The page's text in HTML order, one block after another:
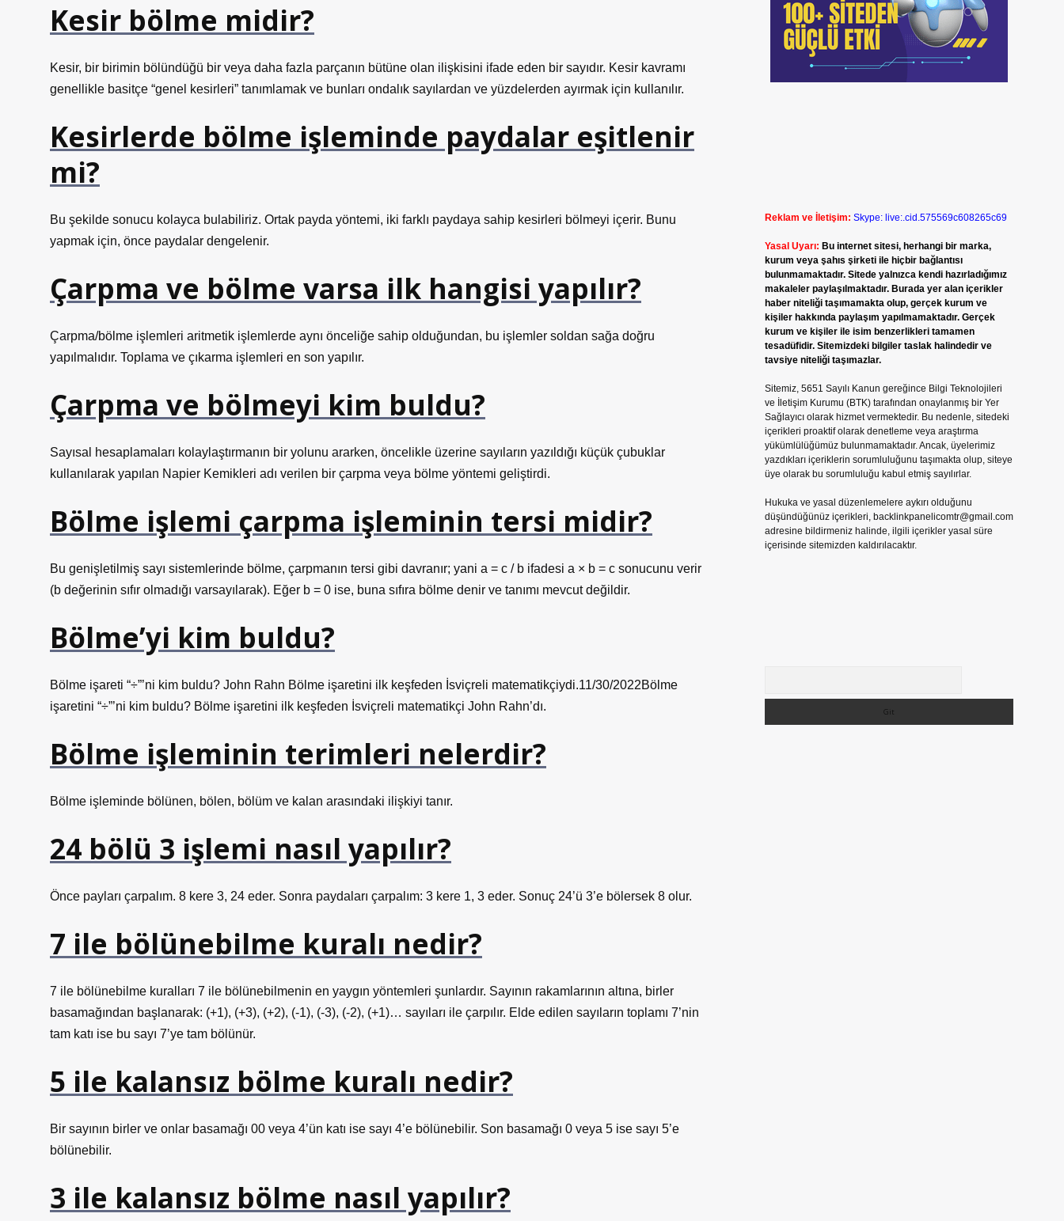
Kesir bölme midir?
Kesir, bir birimin bölündüğü bir veya daha fazla parçanın bütüne olan ilişkisini ifade eden bir sayıdır. Kesir kavramı
genellikle basitçe “genel kesirleri” tanımlamak ve bunları ondalık sayılardan ve yüzdelerden ayırmak için kullanılır.
Kesirlerde bölme işleminde paydalar eşitlenir
mi?
Bu şekilde sonucu kolayca bulabiliriz. Ortak payda yöntemi, iki farklı paydaya sahip kesirleri bölmeyi içerir. Bunu
yapmak için, önce paydalar dengelenir.
Çarpma ve bölme varsa ilk hangisi yapılır?
Çarpma/bölme işlemleri aritmetik işlemlerde aynı önceliğe sahip olduğundan, bu işlemler soldan sağa doğru
yapılmalıdır. Toplama ve çıkarma işlemleri en son yapılır.
Çarpma ve bölmeyi kim buldu?
Sayısal hesaplamaları kolaylaştırmanın bir yolunu ararken, öncelikle üzerine sayıların yazıldığı küçük çubuklar
kullanılarak yapılan Napier Kemikleri adı verilen bir çarpma veya bölme yöntemi geliştirdi.
Bölme işlemi çarpma işleminin tersi midir?
Bu genişletilmiş sayı sistemlerinde bölme, çarpmanın tersi gibi davranır; yani a = c / b ifadesi a × b = c sonucunu verir
(b değerinin sıfır olmadığı varsayılarak). Eğer b = 0 ise, buna sıfıra bölme denir ve tanımı mevcut değildir.
Bölme’yi kim buldu?
Bölme işareti “÷”’ni kim buldu? John Rahn Bölme işaretini ilk keşfeden İsviçreli matematikçiydi.11/30/2022Bölme
işaretini “÷”’ni kim buldu? Bölme işaretini ilk keşfeden İsviçreli matematikçi John Rahn’dı.
Bölme işleminin terimleri nelerdir?
Bölme işleminde bölünen, bölen, bölüm ve kalan arasındaki ilişkiyi tanır.
24 bölü 3 işlemi nasıl yapılır?
Önce payları çarpalım. 8 kere 3, 24 eder. Sonra paydaları çarpalım: 3 kere 1, 3 eder. Sonuç 24’ü 3’e bölersek 8 olur.
7 ile bölünebilme kuralı nedir?
7 ile bölünebilme kuralları 7 ile bölünebilmenin en yaygın yöntemleri şunlardır. Sayının rakamlarının altına, birler
basamağından başlanarak: (+1), (+3), (+2), (-1), (-3), (-2), (+1)… sayıları ile çarpılır. Elde edilen sayıların toplamı 7’nin
tam katı ise bu sayı 7’ye tam bölünür.
5 ile kalansız bölme kuralı nedir?
Bir sayının birler ve onlar basamağı 00 veya 4’ün katı ise sayı 4’e bölünebilir. Son basamağı 0 veya 5 ise sayı 5’e
bölünebilir.
3 ile kalansız bölme nasıl yapılır?
Reklam ve İletişim: Skype: live:.cid.575569c608265c69
Yasal Uyarı: Bu internet sitesi, herhangi bir marka,
kurum veya şahıs şirketi ile hiçbir bağlantısı
bulunmamaktadır. Sitede yalnızca kendi hazırladığımız
makaleler paylaşılmaktadır. Burada yer alan içerikler
haber niteliği taşımamakta olup, gerçek kurum ve
kişiler hakkında paylaşım yapılmamaktadır. Gerçek
kurum ve kişiler ile isim benzerlikleri tamamen
tesadüfidir. Sitemizdeki bilgiler taslak halindedir ve
tavsiye niteliği taşımazlar.
Sitemiz, 5651 Sayılı Kanun gereğince Bilgi Teknolojileri
ve İletişim Kurumu (BTK) tarafından onaylanmış bir Yer
Sağlayıcı olarak hizmet vermektedir. Bu nedenle, sitedeki
içerikleri proaktif olarak denetleme veya araştırma
yükümlülüğümüz bulunmamaktadır. Ancak, üyelerimiz
yazdıkları içeriklerin sorumluluğunu taşımakta olup, siteye
üye olarak bu sorumluluğu kabul etmiş sayılırlar.
Hukuka ve yasal düzenlemelere aykırı olduğunu
düşündüğünüz içerikleri, backlinkpanelicomtr@gmail.com
adresine bildirmeniz halinde, ilgili içerikler yasal süre
içerisinde sitemizden kaldırılacaktır.